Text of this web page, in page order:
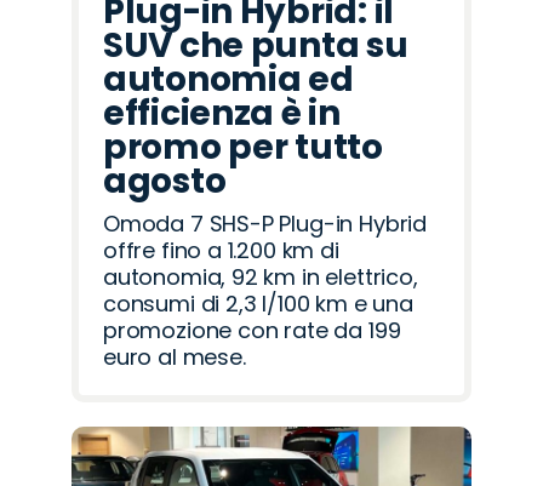
Plug-in Hybrid: il
SUV che punta su
autonomia ed
efficienza è in
promo per tutto
agosto
Omoda 7 SHS-P Plug-in Hybrid
offre fino a 1.200 km di
autonomia, 92 km in elettrico,
consumi di 2,3 l/100 km e una
promozione con rate da 199
euro al mese.